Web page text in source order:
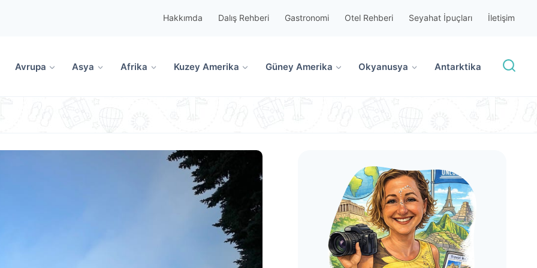
Hakkımda Dalış Rehberi Gastronomi Otel Rehberi Seyahat İpuçları İletişim
Avrupa Asya Afrika Kuzey Amerika Güney Amerika Okyanusya Antarktika